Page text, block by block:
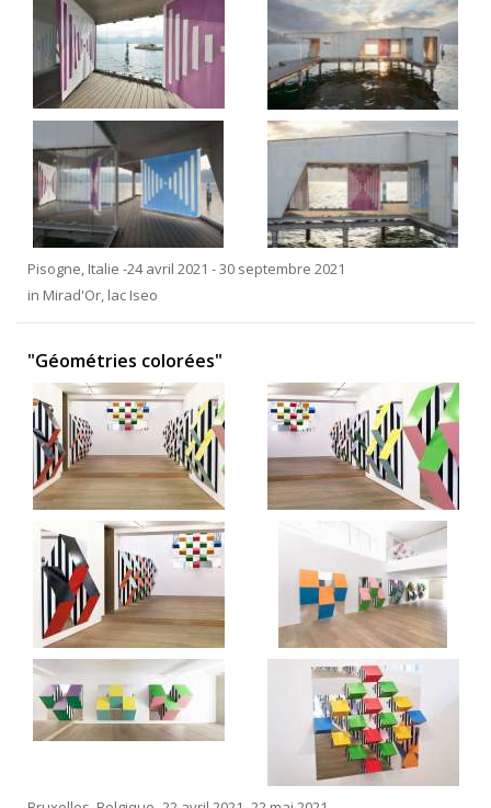
Pisogne, Italie -24 avril 2021 - 30 septembre 2021
in Mirad'Or, lac Iseo
"Géométries colorées"